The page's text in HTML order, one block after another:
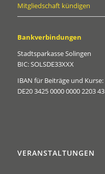
Mitgliedschaft kündigen
Bankverbindungen
Stadtsparkasse Solingen
BIC: SOLSDE33XXX
IBAN für Beiträge und Kurse:
DE20 3425 0000 0000 2203 43
VERANSTALTUNGEN